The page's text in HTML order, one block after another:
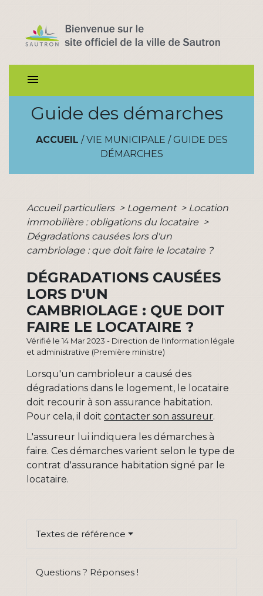
menu
Guide des démarches
ACCUEIL / VIE MUNICIPALE / GUIDE DES
DÉMARCHES
Accueil particuliers > Logement > Location
immobilière : obligations du locataire >
Dégradations causées lors d'un
cambriolage : que doit faire le locataire ?
DÉGRADATIONS CAUSÉES
LORS D'UN
CAMBRIOLAGE : QUE DOIT
FAIRE LE LOCATAIRE ?
Vérifié le 14 Mar 2023 - Direction de l'information légale
et administrative (Première ministre)
Lorsqu'un cambrioleur a causé des
dégradations dans le logement, le locataire
doit recourir à son assurance habitation.
Pour cela, il doit contacter son assureur.
L'assureur lui indiquera les démarches à
faire. Ces démarches varient selon le type de
contrat d'assurance habitation signé par le
locataire.
Textes de référence
Questions ? Réponses !